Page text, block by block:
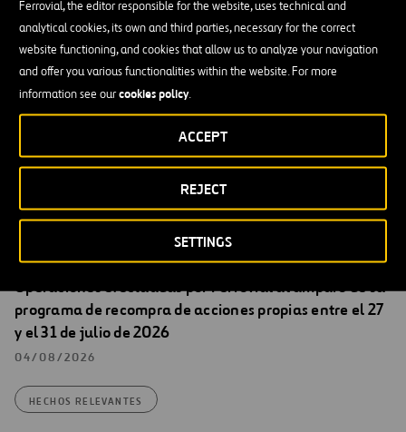
Ferrovial, the editor responsible for the website, uses technical and
analytical cookies, its own and third parties, necessary for the correct
website functioning, and cookies that allow us to analyze your navigation
and offer you various functionalities within the website. For more
information see ourcookies policy.
SETTINGS
REJECT
ACCEPT
Santiago Ortiz Vaamonde
Secretario del Consejo de Administración de Ferrovial, S.A.
Más información de esta Otra Información Relevante
Hechos Relevantes
Operaciones efectuadas por Ferrovial al amparo de su
programa de recompra de acciones propias entre el 27
y el 31 de julio de 2026
04/08/2026
HECHOS RELEVANTES